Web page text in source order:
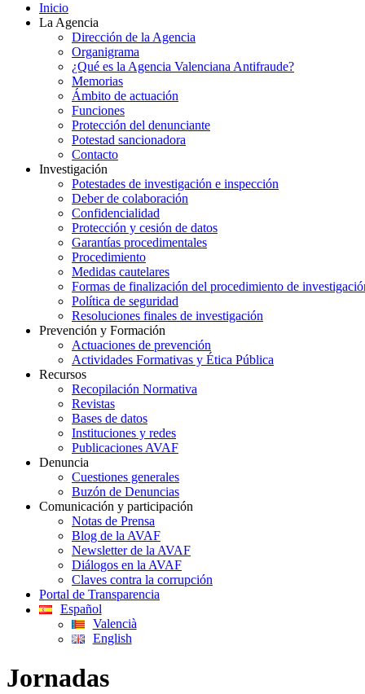
Inicio
La Agencia
Dirección de la Agencia
Organigrama
¿Qué es la Agencia Valenciana Antifraude?
Memorias
Ámbito de actuación
Funciones
Protección del denunciante
Potestad sancionadora
Contacto
Investigación
Potestades de investigación e inspección
Deber de colaboración
Confidencialidad
Protección y cesión de datos
Garantías procedimentales
Procedimiento
Medidas cautelares
Formas de finalización del procedimiento de
Política de seguridad
Resoluciones finales de investigación
Prevención y Formación
Actuaciones de prevención
Actividades Formativas y Ética Pública
Recursos
Recopilación Normativa
Revistas
Bases de datos
Instituciones y redes
Publicaciones AVAF
Denuncia
Cuestiones generales
Buzón de Denuncias
Comunicación y participación
Notas de Prensa
Blog de la AVAF
Newsletter de la AVAF
Diálogos en la AVAF
Claves contra la corrupción
Portal de Transparencia
Español
Valencià
English
Jornadas